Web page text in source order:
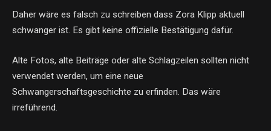
Daher wäre es falsch zu schreiben dass Zora Klipp aktuell
schwanger ist. Es gibt keine offizielle Bestätigung dafür.
Alte Fotos, alte Beiträge oder alte Schlagzeilen sollten nicht
verwendet werden, um eine neue
Schwangerschaftsgeschichte zu erfinden. Das wäre
irreführend.